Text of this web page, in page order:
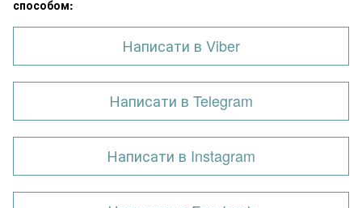
способом:
Написати в Viber
Написати в Telegram
Написати в Instagram